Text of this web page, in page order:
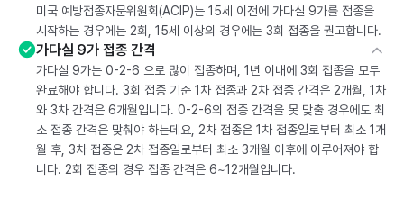
미국 예방접종자문위원회(ACIP)는 15세 이전에 가다실 9가를 접종을
시작하는 경우에는 2회, 15세 이상의 경우에는 3회 접종을 권고합니다.
가다실 9가 접종 간격
가다실 9가는 0-2-6 으로 많이 접종하며, 1년 이내에 3회 접종을 모두
완료해야 합니다. 3회 접종 기준 1차 접종과 2차 접종 간격은 2개월, 1차
와 3차 간격은 6개월입니다. 0-2-6의 접종 간격을 못 맞출 경우에도 최
소 접종 간격은 맞춰야 하는데요, 2차 접종은 1차 접종일로부터 최소 1개
월 후, 3차 접종은 2차 접종일로부터 최소 3개월 이후에 이루어져야 합
니다. 2회 접종의 경우 접종 간격은 6~12개월입니다.